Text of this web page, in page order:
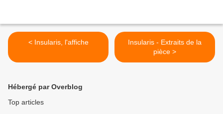
< Insularis, l'affiche
Insularis - Extraits de la
pièce >
Hébergé par Overblog
Top articles